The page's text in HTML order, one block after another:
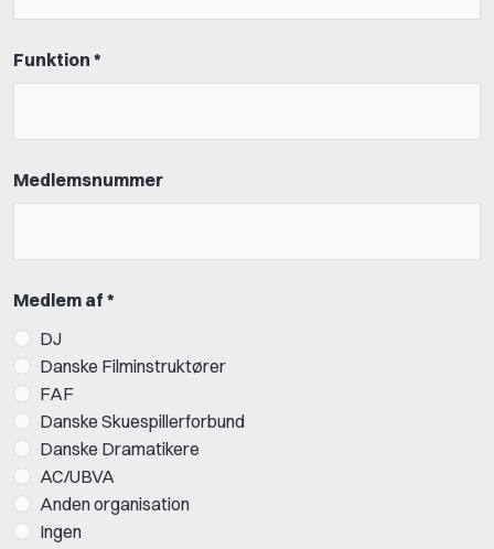
Funktion *
Medlemsnummer
Medlem af *
DJ
Danske Filminstruktører
FAF
Danske Skuespillerforbund
Danske Dramatikere
AC/UBVA
Anden organisation
Ingen